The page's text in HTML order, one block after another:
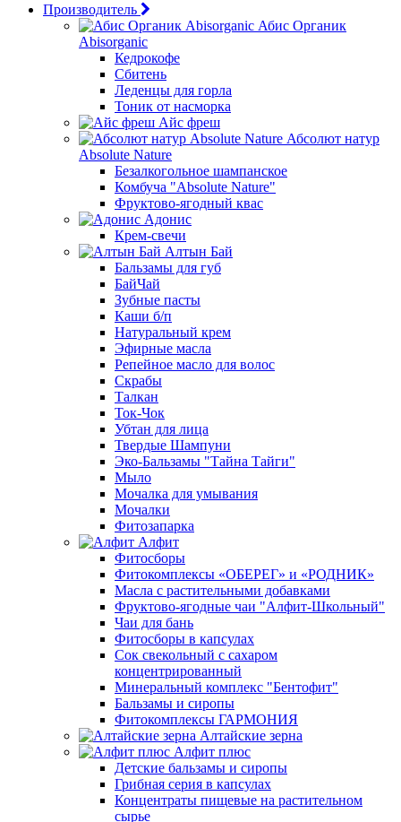
Производитель
Абис Органик
Abisorganic
Кедрокофе
Сбитень
Леденцы для горла
Тоник от насморка
Айс фреш
Абсолют натур
Absolute Nature
Безалкогольное шампанское
Комбуча "Absolute Nature"
Фруктово-ягодный квас
Адонис
Крем-свечи
Алтын Бай
Бальзамы для губ
БайЧай
Зубные пасты
Каши б/п
Натуральный крем
Эфирные масла
Репейное масло для волос
Скрабы
Талкан
Ток-Чок
Убтан для лица
Твердые Шампуни
Эко-Бальзамы "Тайна Тайги"
Мыло
Мочалка для умывания
Мочалки
Фитозапарка
Алфит
Фитосборы
Фитокомплексы «ОБЕРЕГ» и «РОДНИК»
Масла с растительными добавками
Фруктово-ягодные чаи "Алфит-Школьный"
Чаи для бань
Фитосборы в капсулах
Сок свекольный с сахаром
концентрированный
Минеральный комплекс "Бентофит"
Бальзамы и сиропы
Фитокомплексы ГАРМОНИЯ
Алтайские зерна
Алфит плюс
Детские бальзамы и сиропы
Грибная серия в капсулах
Концентраты пищевые на растительном
сырье